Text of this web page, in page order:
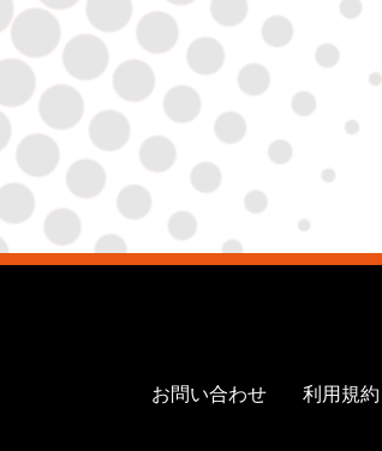
お問い合わせ 利用規約